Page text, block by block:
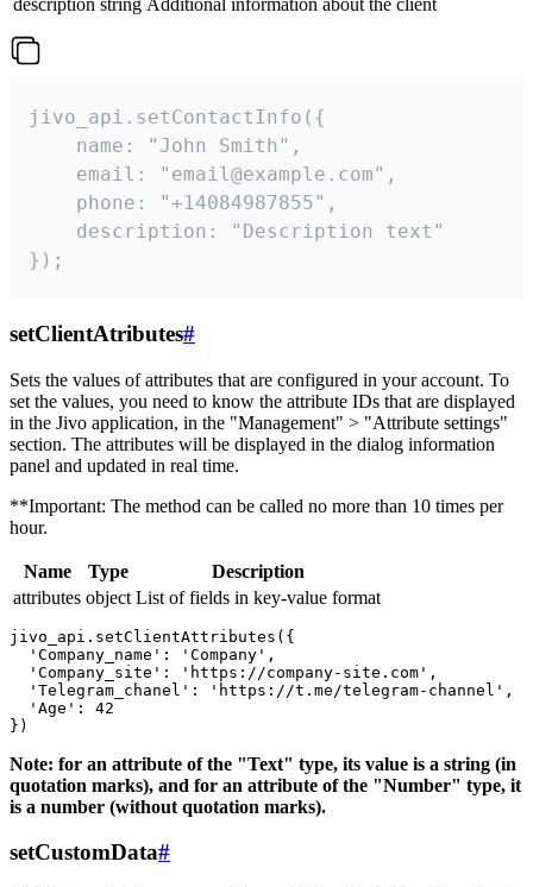
description string Additional information about the client
jivo_api.setContactInfo({
    name: "John Smith",
    email: "email@example.com",
    phone: "+14084987855",
    description: "Description text"
});
setClientAtributes#
Sets the values ​​of attributes that are configured in your account. To
set the values, you need to know the attribute IDs that are displayed
in the Jivo application, in the "Management" > "Attribute settings"
section. The attributes will be displayed in the dialog information
panel and updated in real time.
**Important: The method can be called no more than 10 times per
hour.
Name Type
Description
attributes object List of fields in key-value format
jivo_api.setClientAttributes({
  'Company_name': 'Company',
  'Company_site': 'https://company-site.com',
  'Telegram_chanel': 'https://t.me/telegram-channel',
  'Age': 42
Note: for an attribute of the "Text" type, its value is a string (in
quotation marks), and for an attribute of the "Number" type, it
is a number (without quotation marks).
setCustomData#